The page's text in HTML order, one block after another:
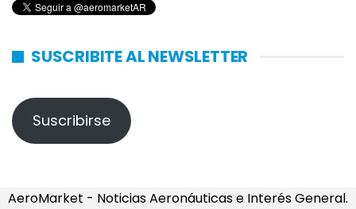
SUSCRIBITE AL NEWSLETTER
Suscribirse
AeroMarket - Noticias Aeronáuticas e Interés General.